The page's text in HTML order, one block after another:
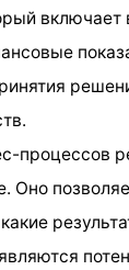
включает
процессов
Оно